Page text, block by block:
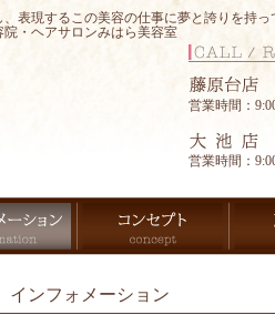
表現するこの美容の仕事に夢と誇りを持
・ヘアサロンみはら美容室
営業時間：
営業時間：
インフォメーション